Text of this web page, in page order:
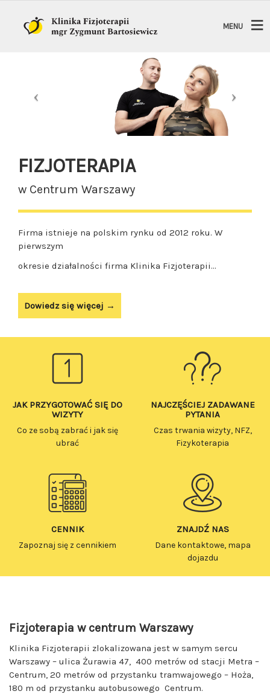
MENU
FIZJOTERAPIA
w Centrum Warszawy
Firma istnieje na polskim rynku od 2012 roku. W
pierwszym
okresie działalności firma Klinika Fizjoterapii…
Dowiedz się więcej →
JAK PRZYGOTOWAĆ SIĘ DO
WIZYTY
Co ze sobą zabrać i jak się
ubrać
NAJCZĘŚCIEJ ZADAWANE
PYTANIA
Czas trwania wizyty, NFZ,
Fizykoterapia
CENNIK
Zapoznaj się z cennikiem
ZNAJDŹ NAS
Dane kontaktowe, mapa
dojazdu
Fizjoterapia w centrum Warszawy
Klinika Fizjoterapii zlokalizowana jest w samym sercu
Warszawy – ulica Żurawia 47, 400 metrów od stacji Metra –
Centrum, 20 metrów od przystanku tramwajowego – Hoża,
180 m od przystanku autobusowego Centrum.